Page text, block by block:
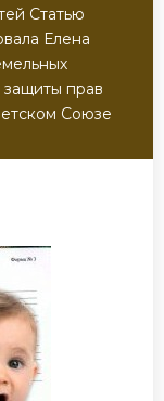
Статью
Елена
защиты прав
Союзе